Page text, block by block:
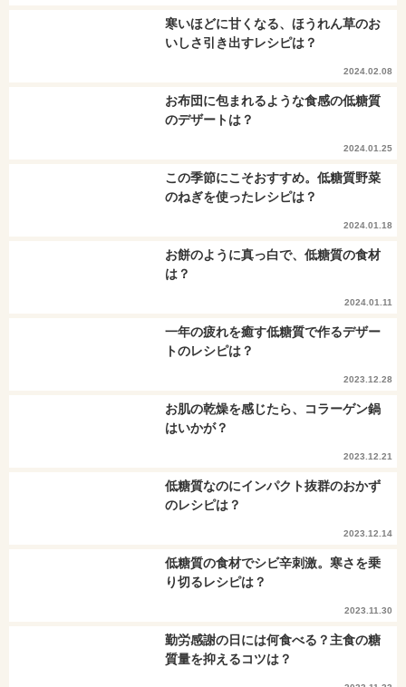
寒いほどに甘くなる、ほうれん草のお
いしさ引き出すレシピは？
2024.02.08
お布団に包まれるような食感の低糖質
のデザートは？
2024.01.25
この季節にこそおすすめ。低糖質野菜
のねぎを使ったレシピは？
2024.01.18
お餅のように真っ白で、低糖質の食材
は？
2024.01.11
一年の疲れを癒す低糖質で作るデザー
トのレシピは？
2023.12.28
お肌の乾燥を感じたら、コラーゲン鍋
はいかが？
2023.12.21
低糖質なのにインパクト抜群のおかず
のレシピは？
2023.12.14
低糖質の食材でシビ辛刺激。寒さを乗
り切るレシピは？
2023.11.30
勤労感謝の日には何食べる？主食の糖
質量を抑えるコツは？